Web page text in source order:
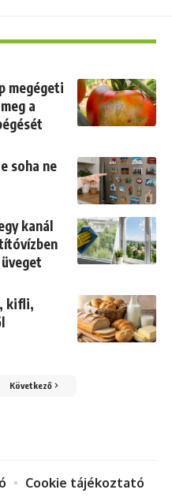
megégeti
a
soha ne
kanál
kifli,
Következő
Cookie tájékoztató